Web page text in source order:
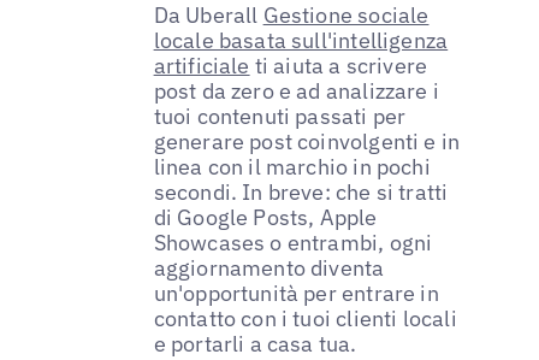
Da Uberall Gestione sociale
locale basata sull'intelligenza
artificiale ti aiuta a scrivere
post da zero e ad analizzare i
tuoi contenuti passati per
generare post coinvolgenti e in
linea con il marchio in pochi
secondi. In breve: che si tratti
di Google Posts, Apple
Showcases o entrambi, ogni
aggiornamento diventa
un'opportunità per entrare in
contatto con i tuoi clienti locali
e portarli a casa tua.